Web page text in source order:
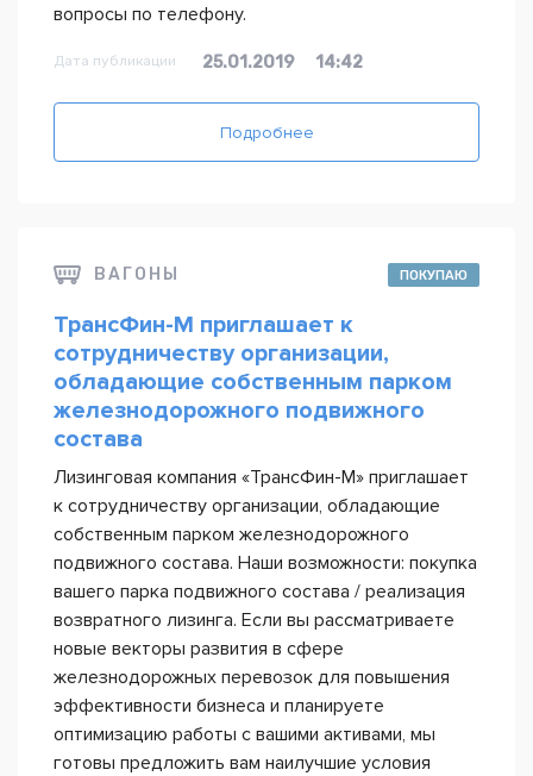
вопросы по телефону.
Дата публикации 25.01.2019 14:42
Подробнее
ВАГОНЫ ПОКУПАЮ
ТрансФин-М приглашает к
сотрудничеству организации,
обладающие собственным парком
железнодорожного подвижного
состава
Лизинговая компания «ТрансФин-М» приглашает
к сотрудничеству организации, обладающие
собственным парком железнодорожного
подвижного состава. Наши возможности: покупка
вашего парка подвижного состава / реализация
возвратного лизинга. Если вы рассматриваете
новые векторы развития в сфере
железнодорожных перевозок для повышения
эффективности бизнеса и планируете
оптимизацию работы с вашими активами, мы
готовы предложить вам наилучшие условия